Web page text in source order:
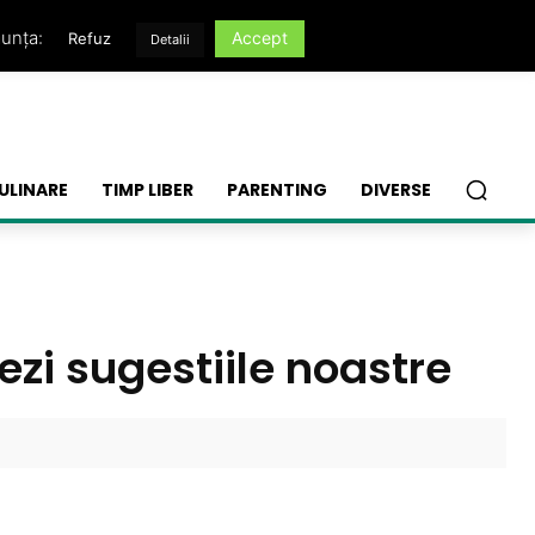
TIMP LIBER PARENTING DIVERSE
sugestiile noastre
Refuz Detalii Accept